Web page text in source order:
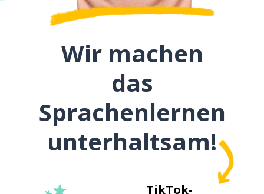
Wir machen
das
Sprachenlernen
unterhaltsam!
TikTok-